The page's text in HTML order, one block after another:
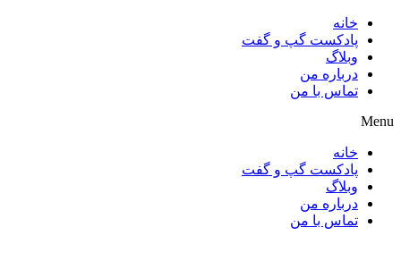
پرش
محتوا
خانه
پادکست گپ و گفت
وبلاگ
درباره من
تماس با من
Menu
خانه
پادکست گپ و گفت
وبلاگ
درباره من
تماس با من